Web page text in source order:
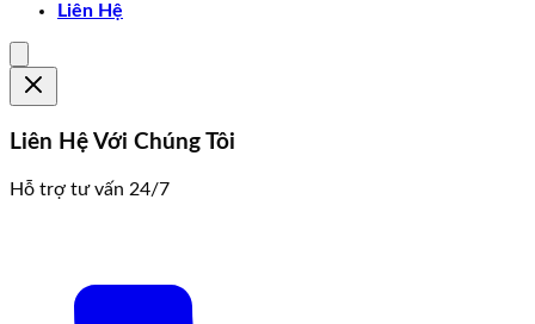
Liên Hệ
Liên Hệ Với Chúng Tôi
Hỗ trợ tư vấn 24/7